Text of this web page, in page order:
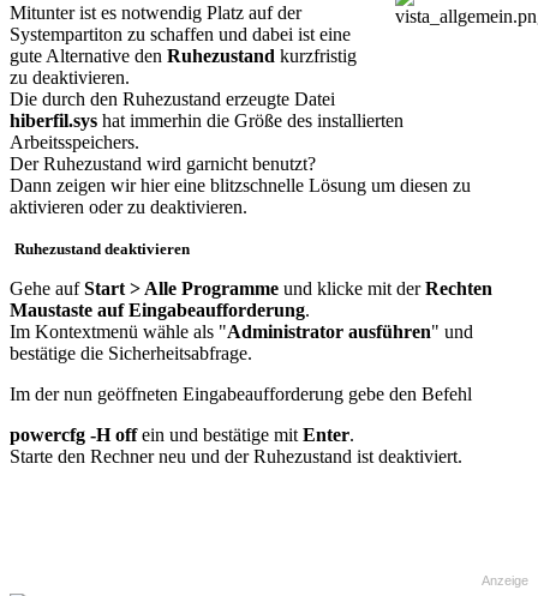
Mitunter ist es notwendig Platz auf der
Systempartiton zu schaffen und dabei ist eine
gute Alternative den Ruhezustand kurzfristig
zu deaktivieren.
Die durch den Ruhezustand erzeugte Datei
hiberfil.sys hat immerhin die Größe des installierten
Arbeitsspeichers.
Der Ruhezustand wird garnicht benutzt?
Dann zeigen wir hier eine blitzschnelle Lösung um diesen zu
aktivieren oder zu deaktivieren.
Ruhezustand deaktivieren
Gehe aufStart > Alle Programme und klicke mit derRechten
Maustaste auf Eingabeaufforderung.
Im Kontextmenü wähle als "Administrator ausführen" und
bestätige die Sicherheitsabfrage.
Im der nun geöffneten Eingabeaufforderung gebe den Befehl
powercfg -H offein und bestätige mit Enter.
Starte den Rechner neu und der Ruhezustand ist deaktiviert.
Anzeige